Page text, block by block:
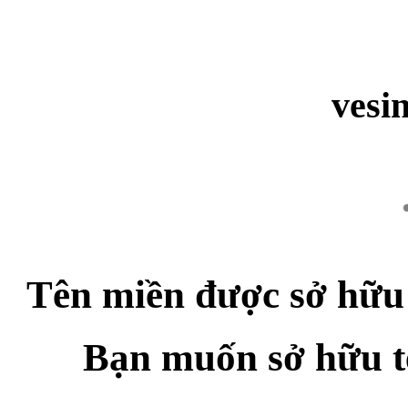
Tên miền được sở
Bạn muốn sở hữu